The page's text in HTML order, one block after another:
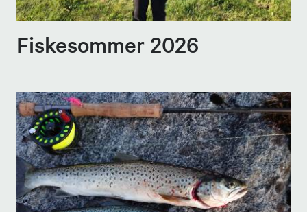
Fiskesommer 2026